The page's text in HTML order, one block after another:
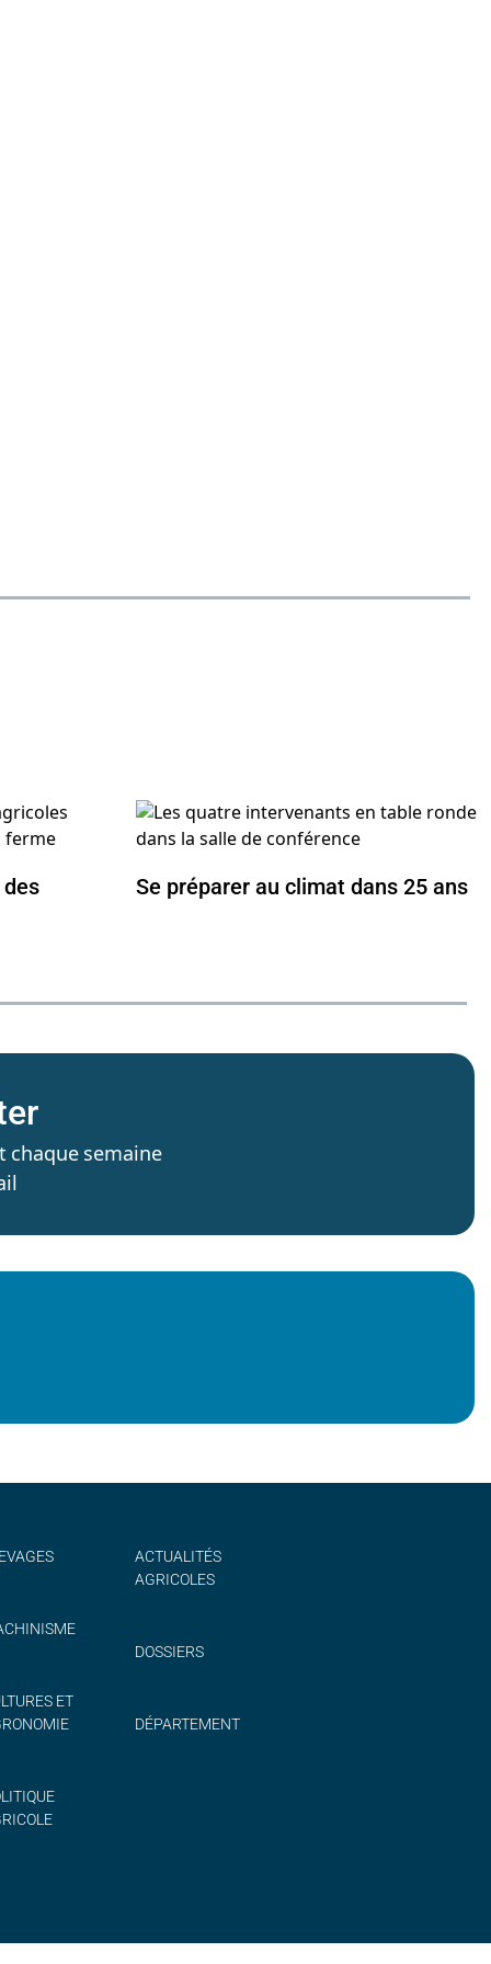
Se préparer au climat dans 25 ans
chaque semaine
ET
ACTUALITÉS
AGRICOLES
DOSSIERS
DÉPARTEMENT